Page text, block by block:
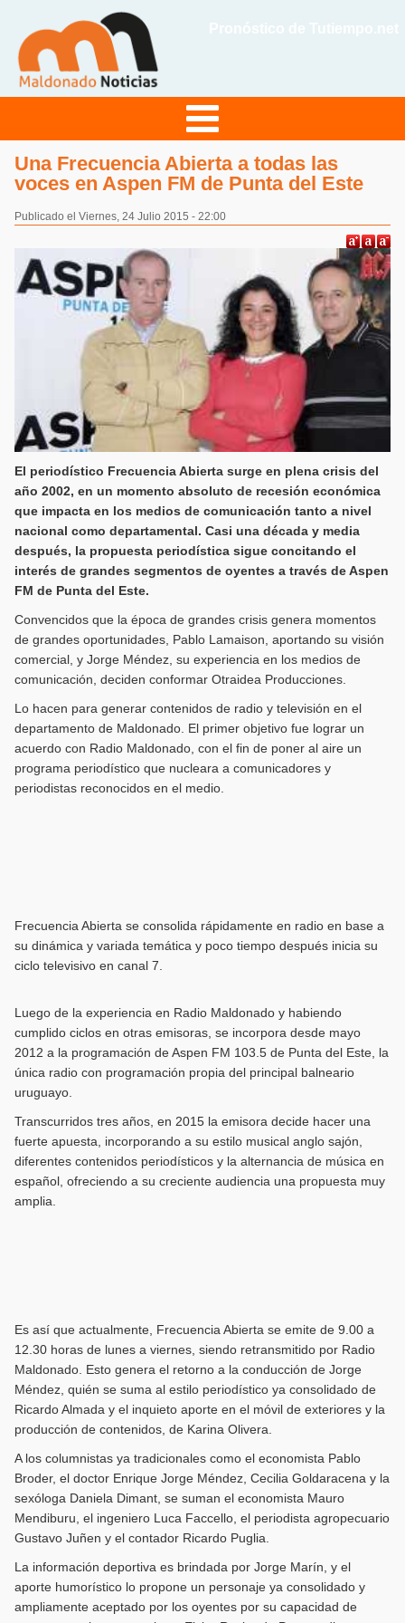
Una Frecuencia Abierta a todas las
voces en Aspen FM de Punta del Este
Publicado el Viernes, 24 Julio 2015 - 22:00
El periodístico Frecuencia Abierta surge en plena crisis del
año 2002, en un momento absoluto de recesión económica
que impacta en los medios de comunicación tanto a nivel
nacional como departamental. Casi una década y media
después, la propuesta periodística sigue concitando el
interés de grandes segmentos de oyentes a través de Aspen
FM de Punta del Este.
Convencidos que la época de grandes crisis genera momentos
de grandes oportunidades, Pablo Lamaison, aportando su visión
comercial, y Jorge Méndez, su experiencia en los medios de
comunicación, deciden conformar Otraidea Producciones.
Lo hacen para generar contenidos de radio y televisión en el
departamento de Maldonado. El primer objetivo fue lograr un
acuerdo con Radio Maldonado, con el fin de poner al aire un
programa periodístico que nucleara a comunicadores y
periodistas reconocidos en el medio.
Frecuencia Abierta se consolida rápidamente en radio en base a
su dinámica y variada temática y poco tiempo después inicia su
ciclo televisivo en canal 7.
Luego de la experiencia en Radio Maldonado y habiendo
cumplido ciclos en otras emisoras, se incorpora desde mayo
2012 a la programación de Aspen FM 103.5 de Punta del Este, la
única radio con programación propia del principal balneario
uruguayo.
Transcurridos tres años, en 2015 la emisora decide hacer una
fuerte apuesta, incorporando a su estilo musical anglo sajón,
diferentes contenidos periodísticos y la alternancia de música en
español, ofreciendo a su creciente audiencia una propuesta muy
amplia.
Es así que actualmente, Frecuencia Abierta se emite de 9.00 a
12.30 horas de lunes a viernes, siendo retransmitido por Radio
Maldonado. Esto genera el retorno a la conducción de Jorge
Méndez, quién se suma al estilo periodístico ya consolidado de
Ricardo Almada y el inquieto aporte en el móvil de exteriores y la
producción de contenidos, de Karina Olivera.
A los columnistas ya tradicionales como el economista Pablo
Broder, el doctor Enrique Jorge Méndez, Cecilia Goldaracena y la
sexóloga Daniela Dimant, se suman el economista Mauro
Mendiburu, el ingeniero Luca Faccello, el periodista agropecuario
Gustavo Juñen y el contador Ricardo Puglia.
La información deportiva es brindada por Jorge Marín, y el
aporte humorístico lo propone un personaje ya consolidado y
ampliamente aceptado por los oyentes por su capacidad de